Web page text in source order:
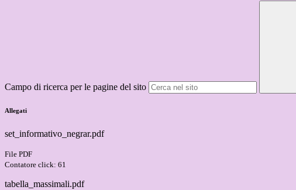
Campo di ricerca per le pagine del sito
Allegati
set_informativo_negrar.pdf
File PDF
Contatore click: 61
tabella_massimali.pdf